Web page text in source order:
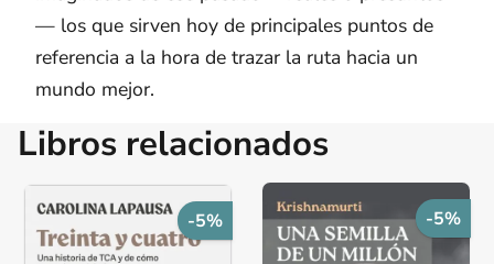
— los que sirven hoy de principales puntos de
referencia a la hora de trazar la ruta hacia un
mundo mejor.
Libros relacionados
-5% -5%